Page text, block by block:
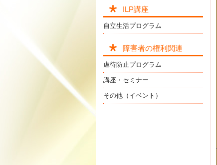
ILP講座
自立生活プログラム
障害者の権利関連
虐待防止プログラム
講座・セミナー
その他（イベント）